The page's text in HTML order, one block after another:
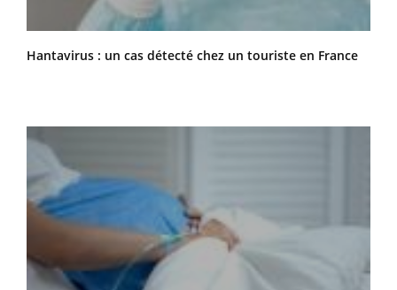
Hantavirus : un cas détecté chez un touriste en France